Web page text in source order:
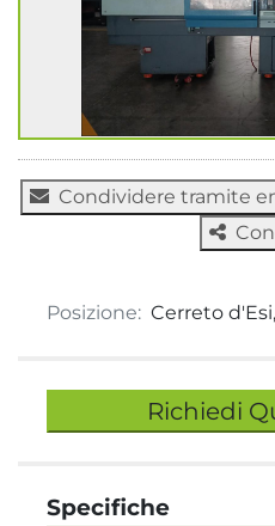
Condividere tramite
Posizione: Cerreto
Richiedi
Specifiche